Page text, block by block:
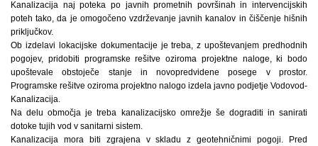
Kanalizacija naj poteka po javnih prometnih površinah in intervencijskih
poteh tako, da je omogočeno vzdrževanje javnih kanalov in čiščenje hišnih
priključkov.
Ob izdelavi lokacijske dokumentacije je treba, z upoštevanjem predhodnih
pogojev, pridobiti programske rešitve oziroma projektne naloge, ki bodo
upoštevale obstoječe stanje in novopredvidene posege v prostor.
Programske rešitve oziroma projektno nalogo izdela javno podjetje Vodovod-
Kanalizacija.
Na delu območja je treba kanalizacijsko omrežje še dograditi in sanirati
dotoke tujih vod v sanitarni sistem.
Kanalizacija mora biti zgrajena v skladu z geotehničnimi pogoji. Pred